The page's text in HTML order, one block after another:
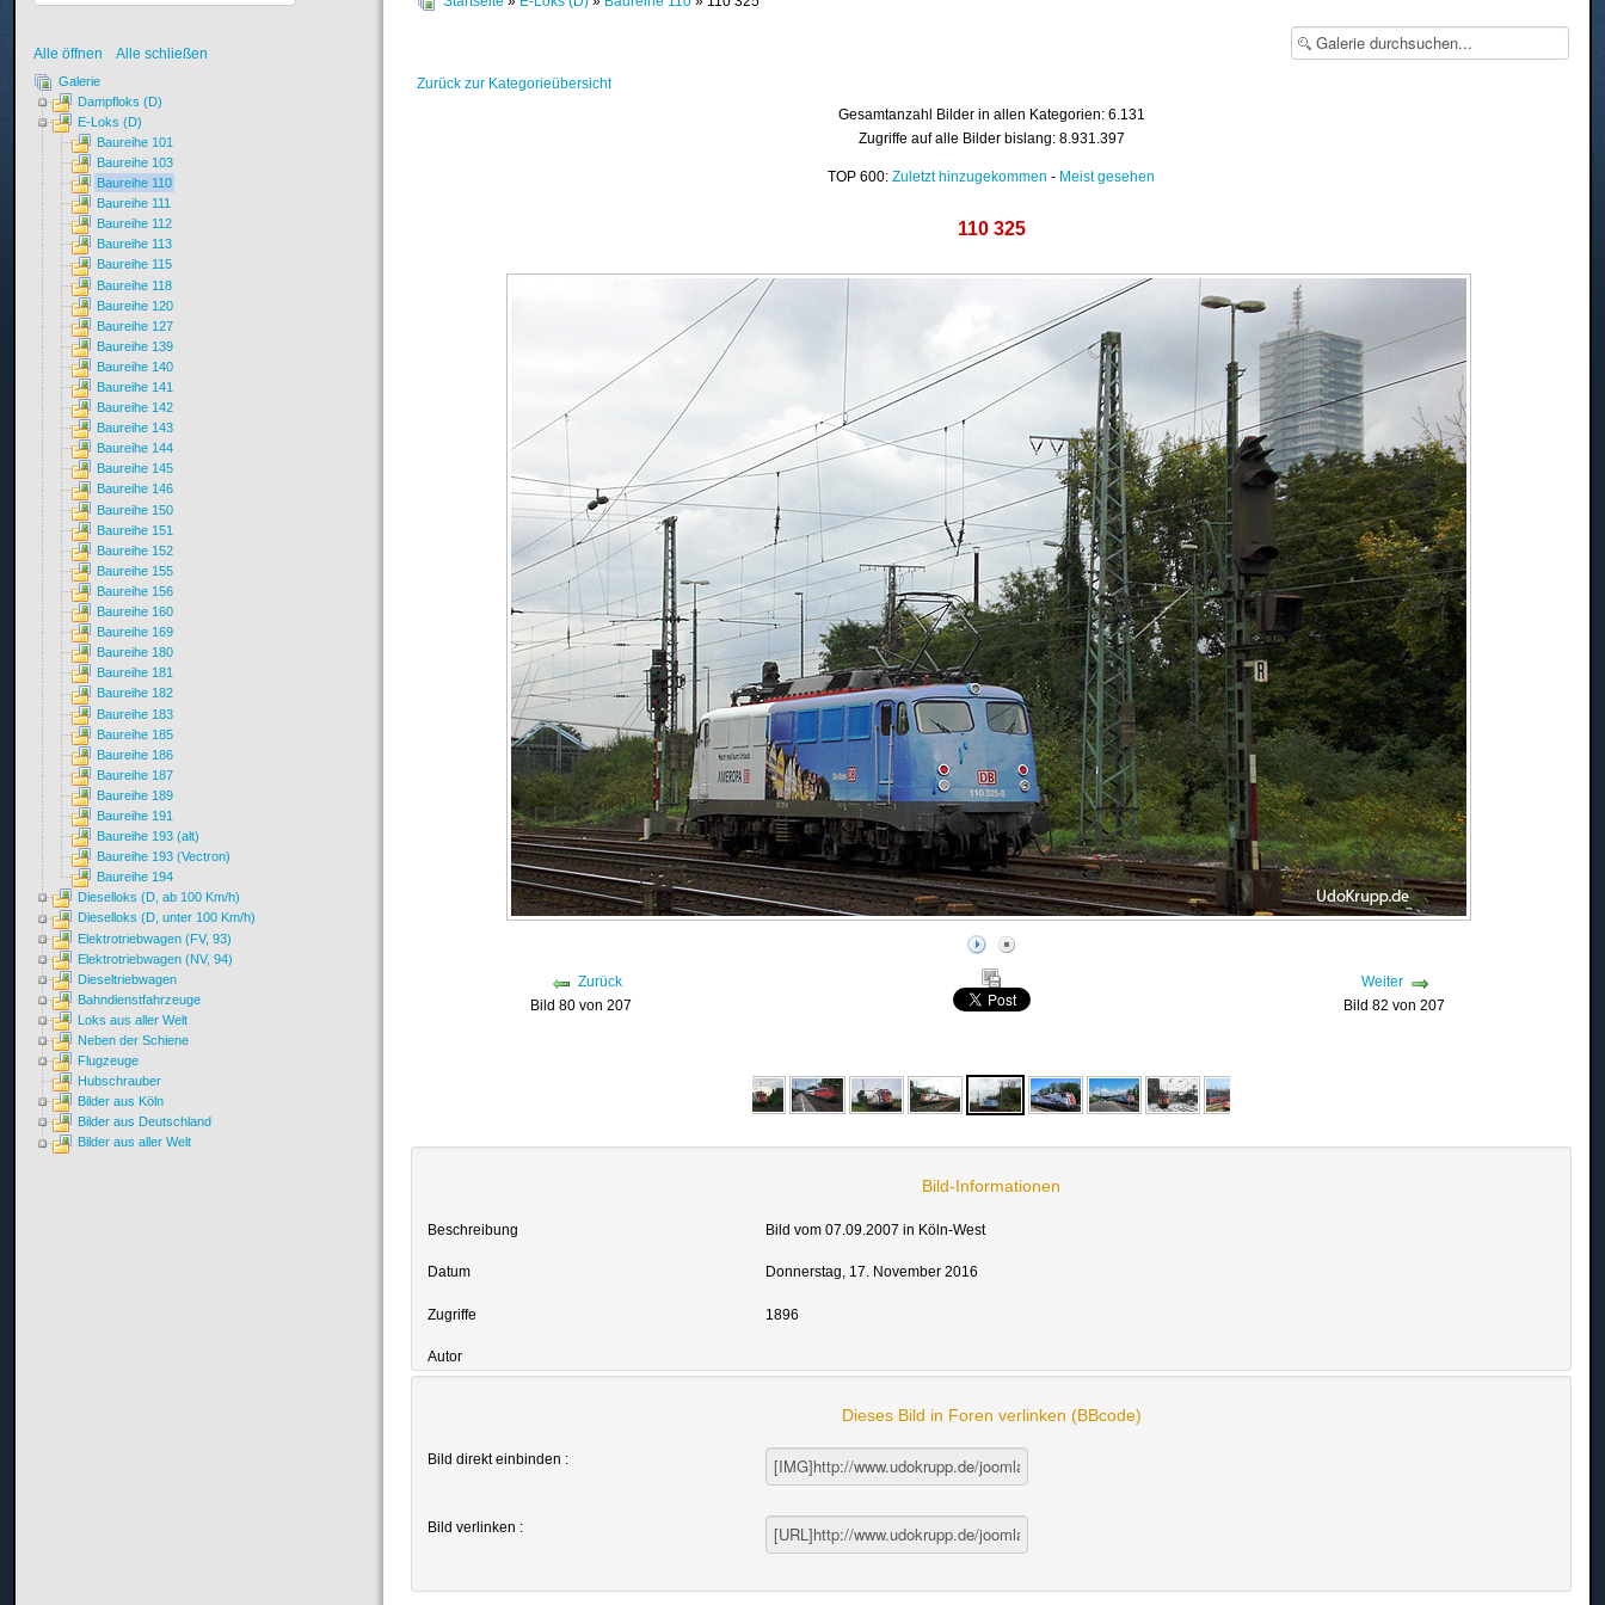
Zurück zur Kategorieübersicht
Gesamtanzahl Bilder in allen Kategorien: 6.131
Zugriffe auf alle Bilder bislang: 8.931.397
TOP 600:Zuletzt hinzugekommen - Meist gesehen
110 325
Zurück
Bild 80 von 207
Weiter
Bild 82 von 207
Bild-Informationen
Beschreibung Bild vom 07.09.2007 in Köln-West
Datum Donnerstag, 17. November 2016
Zugriffe 1896
Autor
Dieses Bild in Foren verlinken (BBcode)
Bild direkt einbinden :
Bild verlinken :
Alle öffnen Alle schließen
Galerie
Dampfloks (D)
E-Loks (D)
Baureihe 101
Baureihe 103
Baureihe 110
Baureihe 111
Baureihe 112
Baureihe 113
Baureihe 115
Baureihe 118
Baureihe 120
Baureihe 127
Baureihe 139
Baureihe 140
Baureihe 141
Baureihe 142
Baureihe 143
Baureihe 144
Baureihe 145
Baureihe 146
Baureihe 150
Baureihe 151
Baureihe 152
Baureihe 155
Baureihe 156
Baureihe 160
Baureihe 169
Baureihe 180
Baureihe 181
Baureihe 182
Baureihe 183
Baureihe 185
Baureihe 186
Baureihe 187
Baureihe 189
Baureihe 191
Baureihe 193 (alt)
Baureihe 193 (Vectron)
Baureihe 194
Dieselloks (D, ab 100 Km/h)
Dieselloks (D, unter 100 Km/h)
Elektrotriebwagen (FV, 93)
Elektrotriebwagen (NV, 94)
Dieseltriebwagen
Bahndienstfahrzeuge
Loks aus aller Welt
Neben der Schiene
Flugzeuge
Hubschrauber
Bilder aus Köln
Bilder aus Deutschland
Bilder aus aller Welt